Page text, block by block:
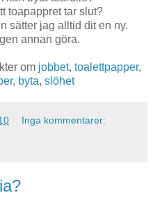
toapappret tar slut?
sätter jag alltid dit en ny.
annan göra.
om jobbet, toalettpapper,
, byta, slöhet
Inga kommentarer: